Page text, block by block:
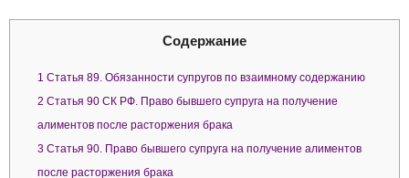
Содержание
1 Статья 89. Обязанности супругов по взаимному содержанию
2 Статья 90 СК РФ. Право бывшего супруга на получение
алиментов после расторжения брака
3 Статья 90. Право бывшего супруга на получение алиментов
после расторжения брака